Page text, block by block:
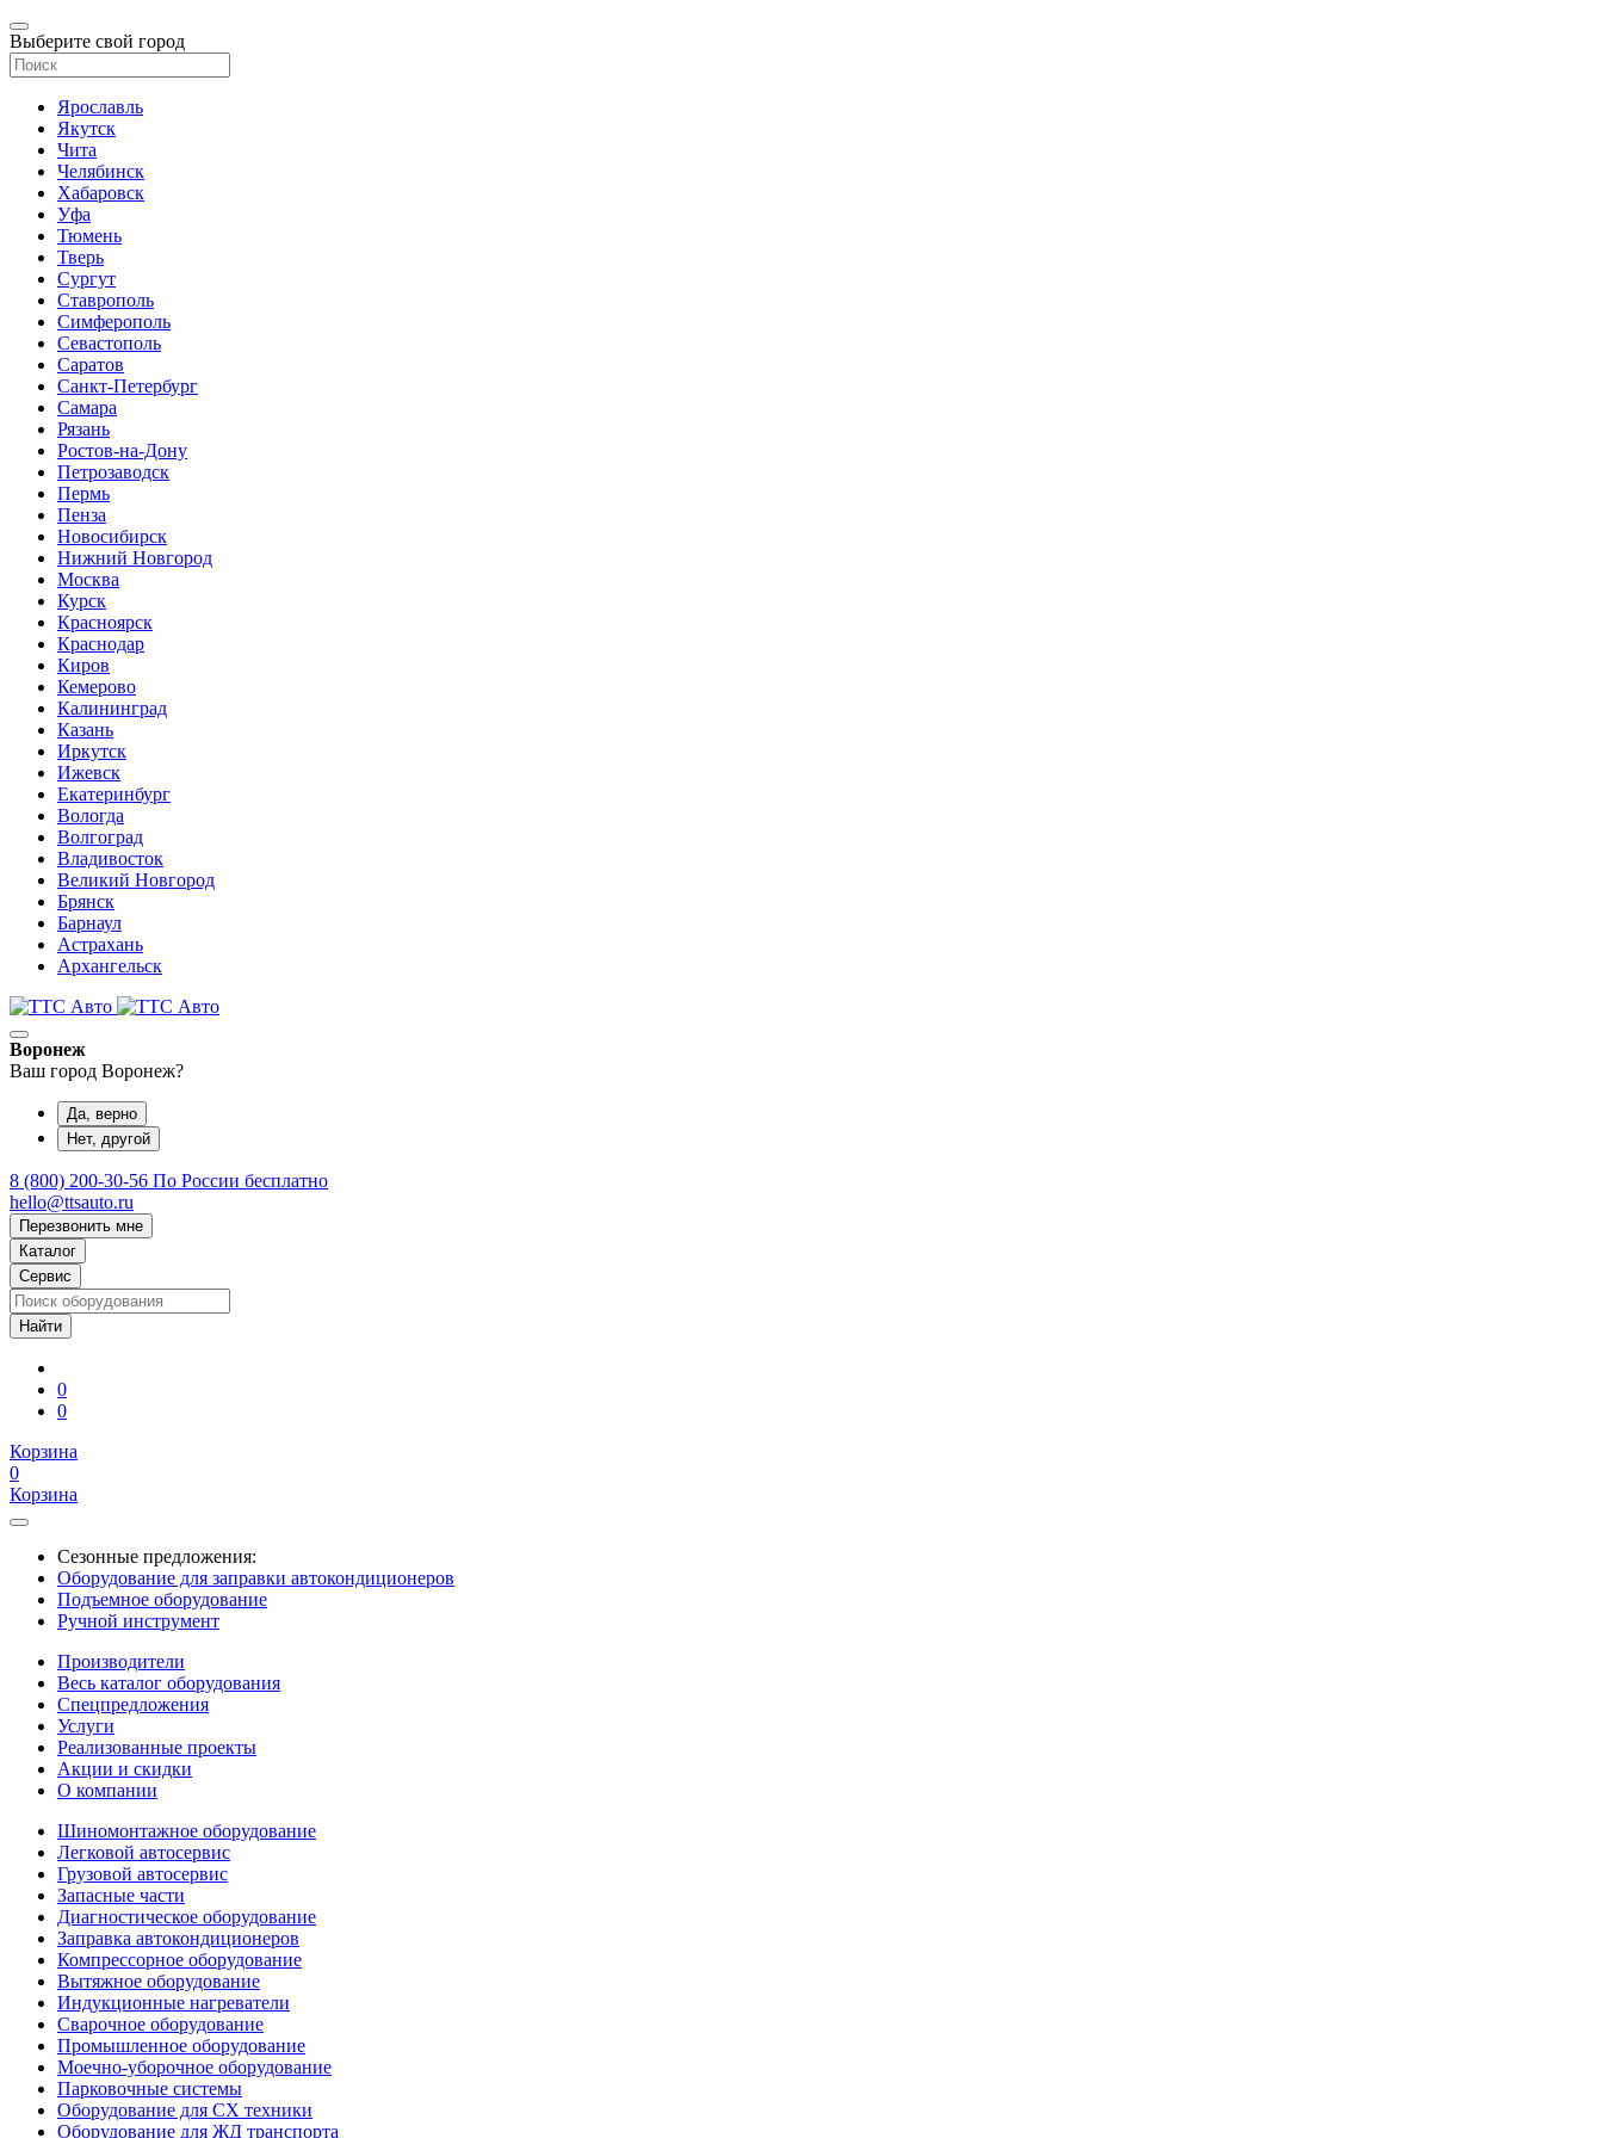
Выберите свой город
Ярославль
Якутск
Чита
Челябинск
Хабаровск
Уфа
Тюмень
Тверь
Сургут
Ставрополь
Симферополь
Севастополь
Саратов
Санкт-Петербург
Самара
Рязань
Ростов-на-Дону
Петрозаводск
Пермь
Пенза
Новосибирск
Нижний Новгород
Москва
Курск
Красноярск
Краснодар
Киров
Кемерово
Калининград
Казань
Иркутск
Ижевск
Екатеринбург
Вологда
Волгоград
Владивосток
Великий Новгород
Брянск
Барнаул
Астрахань
Архангельск
Воронеж
Ваш город Воронеж?
Да, верно
Нет, другой
8 (800) 200-30-56 По России бесплатно
hello@ttsauto.ru
Перезвонить мне
Каталог
Сервис
0
0
Корзина
0
Корзина
Сезонные предложения:
Оборудование для заправки автокондиционеров
Подъемное оборудование
Ручной инструмент
Производители
Весь каталог оборудования
Спецпредложения
Услуги
Реализованные проекты
Акции и скидки
О компании
Шиномонтажное оборудование
Легковой автосервис
Грузовой автосервис
Запасные части
Диагностическое оборудование
Заправка автокондиционеров
Компрессорное оборудование
Вытяжное оборудование
Индукционные нагреватели
Сварочное оборудование
Промышленное оборудование
Моечно-уборочное оборудование
Парковочные системы
Оборудование для СХ техники
Оборудование для ЖД транспорта